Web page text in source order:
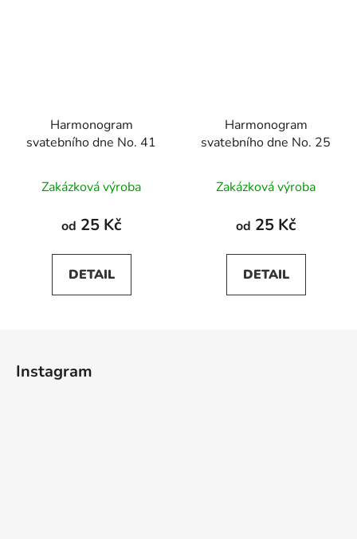
Harmonogram
svatebního dne No. 41
Zakázková výroba
od 25 Kč
DETAIL
Harmonogram
svatebního dne No. 25
Zakázková výroba
od 25 Kč
DETAIL
Instagram